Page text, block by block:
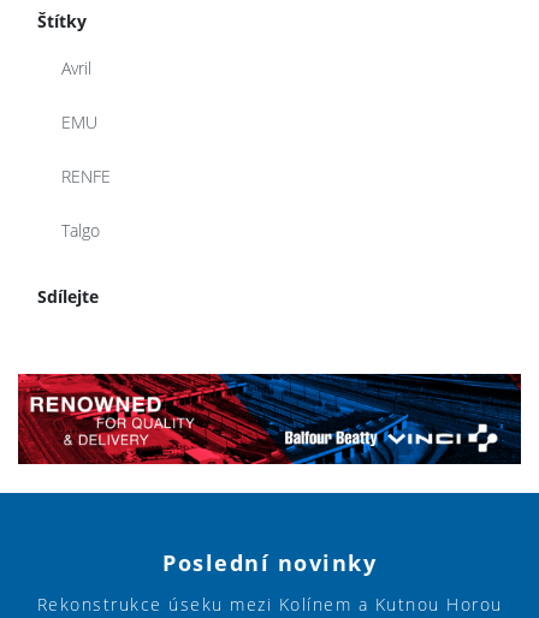
Štítky
Avril
EMU
RENFE
Talgo
Sdílejte
Poslední novinky
Rekonstrukce úseku mezi Kolínem a Kutnou Horou